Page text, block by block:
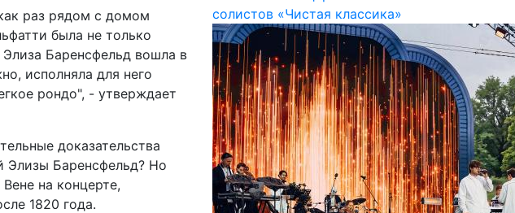
раз рядом с домом
была не только
Баренсфельд вошла в
исполняла для него
рондо", - утверждает
доказательства
Элизы Баренсфельд? Но
на концерте,
1820 года.
солистов «Чистая классика»